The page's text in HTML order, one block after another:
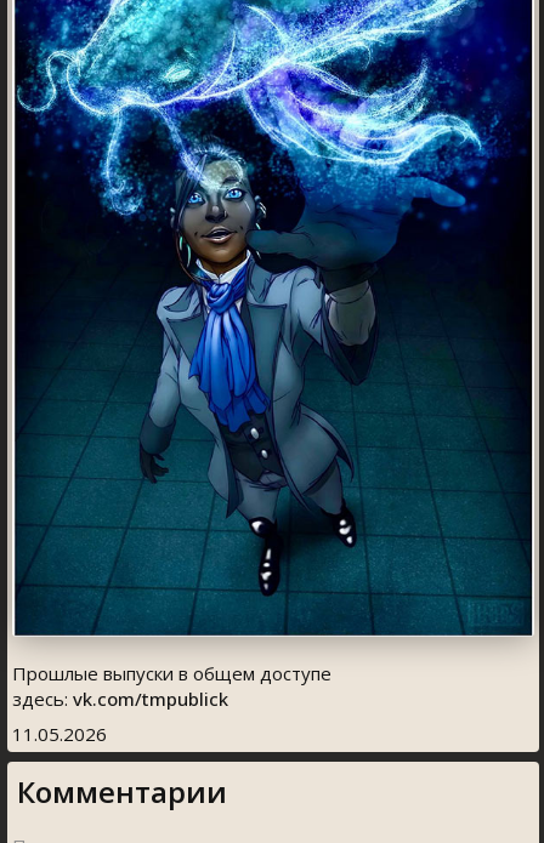
Прошлые выпуски в общем доступе
здесь: vk.com/tmpublick
11.05.2026
Комментарии